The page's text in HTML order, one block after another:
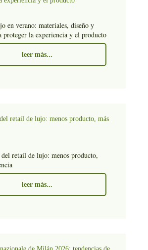
en verano: materiales, diseño y
proteger la experiencia y el producto
leer más...
retail de lujo: menos producto,
leer más...